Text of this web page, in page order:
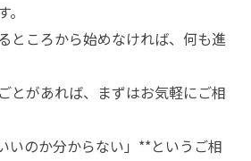
ところから始めなければ、何も進
とがあれば、まずはお気軽にご相
いのか分からない」**というご相